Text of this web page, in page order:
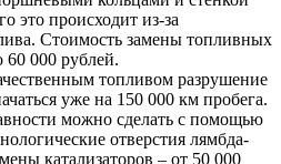
это происходит из-за
Стоимость замены топливных
000 рублей.
топливом разрушение
уже на 150 000 км пробега.
можно сделать с помощью
отверстия лямбда-
катализаторов – от 50 000